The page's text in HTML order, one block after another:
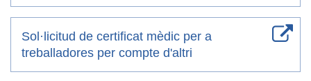
Sol·licitud de certificat mèdic per a
treballadores per compte d'altri